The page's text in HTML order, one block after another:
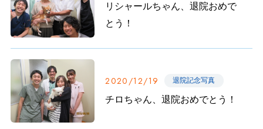
リシャールちゃん、退院おめで
とう！
2020/12/19 退院記念写真
チロちゃん、退院おめでとう！